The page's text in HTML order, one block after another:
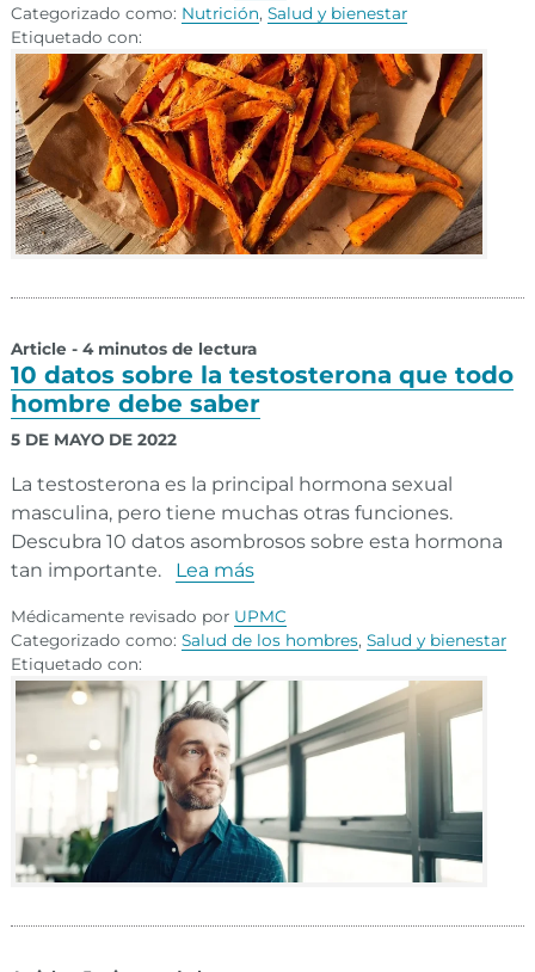
Categorizado como: Nutrición, Salud y bienestar
Etiquetado con:
Article - 4 minutos de lectura
10 datos sobre la testosterona que todo
hombre debe saber
5 DE MAYO DE 2022
La testosterona es la principal hormona sexual
masculina, pero tiene muchas otras funciones.
Descubra 10 datos asombrosos sobre esta hormona
tan importante.
Lea más
Médicamente revisado por UPMC
Categorizado como: Salud de los hombres, Salud y bienestar
Etiquetado con: